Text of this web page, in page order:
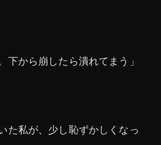
下から崩したら潰れてまう」
た私が、少し恥ずかしくなっ